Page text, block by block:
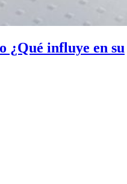
¿Qué influye en su